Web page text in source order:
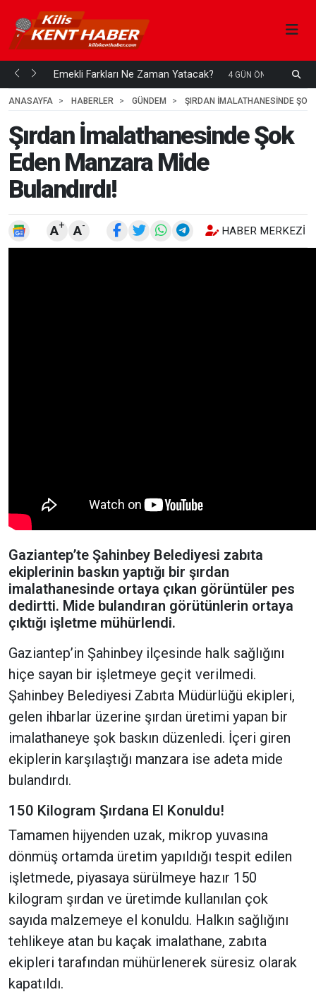
mi... Emekli Farkları Ne Zaman Yatacak? 4 GÜN ÖNCE
ANASAYFA
HABERLER GÜNDEM ŞIRDAN İMALATHANESINDE
Şırdan İmalathanesinde Şok
Eden Manzara Mide
Bulandırdı!
A+ A- HABER MERKEZI
Gaziantep’te Şahinbey Belediyesi zabıta
ekiplerinin baskın yaptığı bir şırdan
imalathanesinde ortaya çıkan görüntüler pes
dedirtti. Mide bulandıran görütünlerin ortaya
çıktığı işletme mühürlendi.
Gaziantep’in Şahinbey ilçesinde halk sağlığını
hiçe sayan bir işletmeye geçit verilmedi.
Şahinbey Belediyesi Zabıta Müdürlüğü ekipleri,
gelen ihbarlar üzerine şırdan üretimi yapan bir
imalathaneye şok baskın düzenledi. İçeri giren
ekiplerin karşılaştığı manzara ise adeta mide
bulandırdı.
150 Kilogram Şırdana El Konuldu!
Tamamen hijyenden uzak, mikrop yuvasına
dönmüş ortamda üretim yapıldığı tespit edilen
işletmede, piyasaya sürülmeye hazır 150
kilogram şırdan ve üretimde kullanılan çok
sayıda malzemeye el konuldu. Halkın sağlığını
tehlikeye atan bu kaçak imalathane, zabıta
ekipleri tarafından mühürlenerek süresiz olarak
kapatıldı.